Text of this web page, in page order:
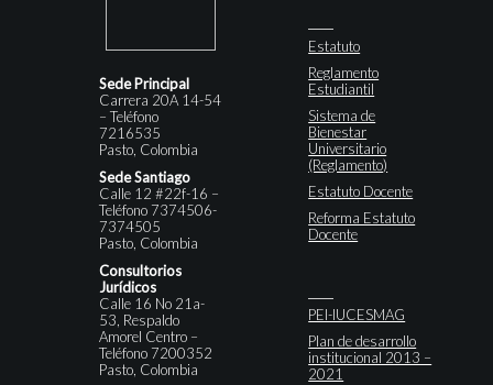
Sede Principal
Carrera 20A 14-54
– Teléfono
7216535
Pasto, Colombia
Sede Santiago
Calle 12 #22f-16 –
Teléfono 7374506-
7374505
Pasto, Colombia
Consultorios
Jurídicos
Calle 16 No 21a-
53, Respaldo
Amorel Centro –
Teléfono 7200352
Pasto, Colombia
Estatuto
Reglamento
Estudiantil
Sistema de
Bienestar
Universitario
(Reglamento)
Estatuto Docente
Reforma Estatuto
Docente
PEI-IUCESMAG
Plan de desarrollo
institucional 2013 –
2021